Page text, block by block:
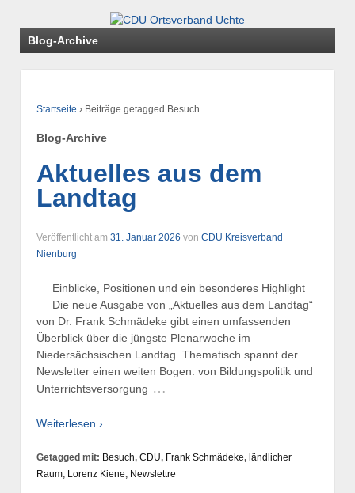
Blog-Archive
Startseite › Beiträge getagged Besuch
Blog-Archive
Aktuelles aus dem
Landtag
Veröffentlicht am 31. Januar 2026 von CDU Kreisverband
Nienburg
Einblicke, Positionen und ein besonderes Highlight
Die neue Ausgabe von „Aktuelles aus dem Landtag“
von Dr. Frank Schmädeke gibt einen umfassenden
Überblick über die jüngste Plenarwoche im
Niedersächsischen Landtag. Thematisch spannt der
Newsletter einen weiten Bogen: von Bildungspolitik und
Unterrichtsversorgung …
Weiterlesen ›
Getagged mit: Besuch, CDU, Frank Schmädeke, ländlicher
Raum, Lorenz Kiene, Newslettre